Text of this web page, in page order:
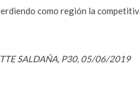
como región la
SALDAÑA, P30, 05/06/2019